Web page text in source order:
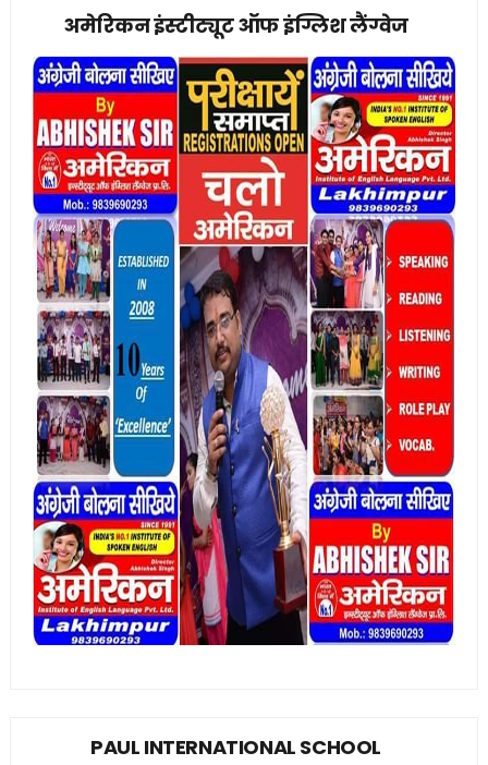
अमेरिकन इंस्टीट्यूट ऑफ इंग्लिश लैंग्वेज
PAUL INTERNATIONAL SCHOOL